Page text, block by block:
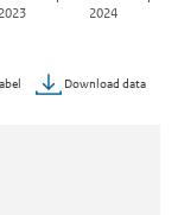
2023 2024
Download data